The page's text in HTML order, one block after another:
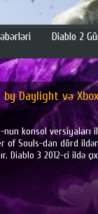
Diablo 2
və Xbox-da
ilə serialın
dörd ildən çox vaxt
ci ildə çıxdığından,